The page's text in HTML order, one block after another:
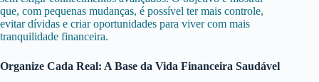
que, com pequenas mudanças, é possível ter mais controle,
evitar dívidas e criar oportunidades para viver com mais
tranquilidade financeira.
Organize Cada Real: A Base da Vida Financeira Saudável